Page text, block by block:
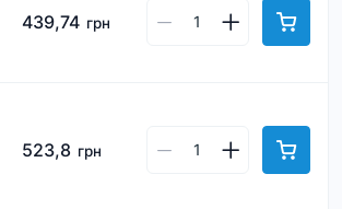
439,74 грн
523,8 грн